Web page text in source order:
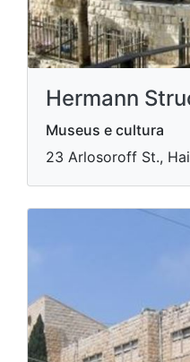
Hermann
Museus e cultura
​23 Arlosoroff St.,